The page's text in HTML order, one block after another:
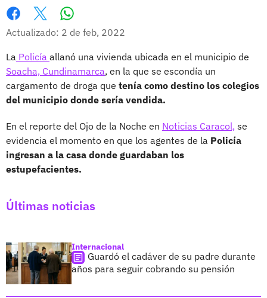
Facebook
X Whatsapp
Actualizado: 2 de feb, 2022
La Policía allanó una vivienda ubicada en el municipio de
Soacha, Cundinamarca, en la que se escondía un
cargamento de droga que tenía como destino los colegios
del municipio donde sería vendida.
En el reporte del Ojo de la Noche en Noticias Caracol, se
evidencia el momento en que los agentes de la Policía
ingresan a la casa donde guardaban los
estupefacientes.
Últimas noticias
Internacional
Guardó el cadáver de su padre durante
años para seguir cobrando su pensión